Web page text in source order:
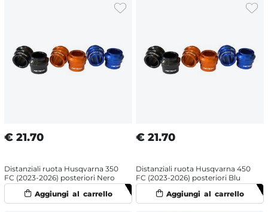
€ 21.70
Distanziali ruota Husqvarna 350
FC (2023-2026) posteriori Nero
€ 21.70
Distanziali ruota Husqvarna 450
FC (2023-2026) posteriori Blu